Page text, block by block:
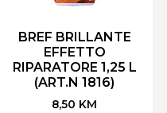
BREF BRILLANTE
EFFETTO
RIPARATORE 1,25 L
(ART.N 1816)
8,50 KM